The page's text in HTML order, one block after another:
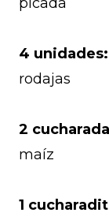
4 unidades:
rodajas
2
maíz
1